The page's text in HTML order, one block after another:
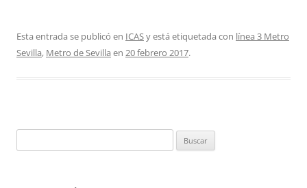
Esta entrada se publicó en ICASy está etiquetada con línea 3 Metro
Sevilla, Metro de Sevilla en 20 febrero 2017.